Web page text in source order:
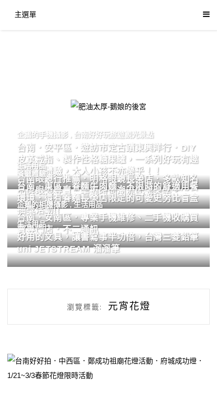
主選單
肥油太厚-鵝娘的後宮
企鵝的手機攝影 台南好好玩旅遊觀光景點
台南．安平區．遊訪市定古蹟東興洋行．DIY
皮革戒指、製作性格糖果罐，一系列好玩有趣
的手作體驗，大人小孩不亦樂乎！！
生活用品
台南眼鏡行推薦．明格眼鏡長榮店．多款知名
品牌眼鏡專賣．掌握時尚潮流配鏡美學。
餐廳體驗
台南．東區．眷麵牛肉麵．不限時的舒適用餐
環境．還有眷麵長榮店限定的可愛史努比盲盒
抽獎活動!!
企鵝的相機攝影,生活用品
台南．安南區．專業手機維修、二手機收購買
賣專門店．不二通訊
生活用品
好用的文具，讓書寫事半功倍，台灣三菱鉛筆
uni JETSTREAM 溜溜筆
瀏覽標籤: 元宵花燈